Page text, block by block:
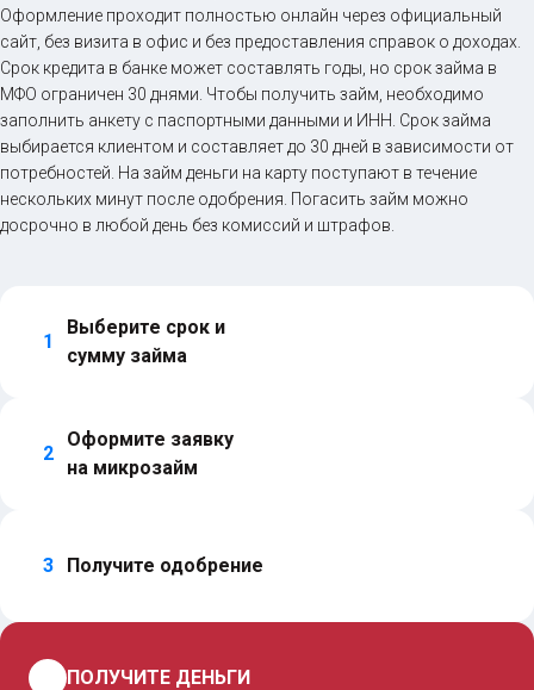
Оформление проходит полностью онлайн через официальный
сайт, без визита в офис и без предоставления справок о доходах.
Срок кредита в банке может составлять годы, но срок займа в
МФО ограничен 30 днями. Чтобы получить займ, необходимо
заполнить анкету с паспортными данными и ИНН. Срок займа
выбирается клиентом и составляет до 30 дней в зависимости от
потребностей. На займ деньги на карту поступают в течение
нескольких минут после одобрения. Погасить займ можно
досрочно в любой день без комиссий и штрафов.
1
Выберите срок и
сумму займа
2
Оформите заявку
на микрозайм
3 Получите одобрение
ПОЛУЧИТЕ ДЕНЬГИ